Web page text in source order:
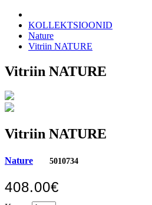
KOLLEKTSIOONID
Nature
Vitriin NATURE
Vitriin NATURE
Vitriin NATURE
Nature 5010734
408.00€